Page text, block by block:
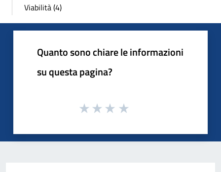
Viabilità (4)
Quanto sono chiare le informazioni
su questa pagina?